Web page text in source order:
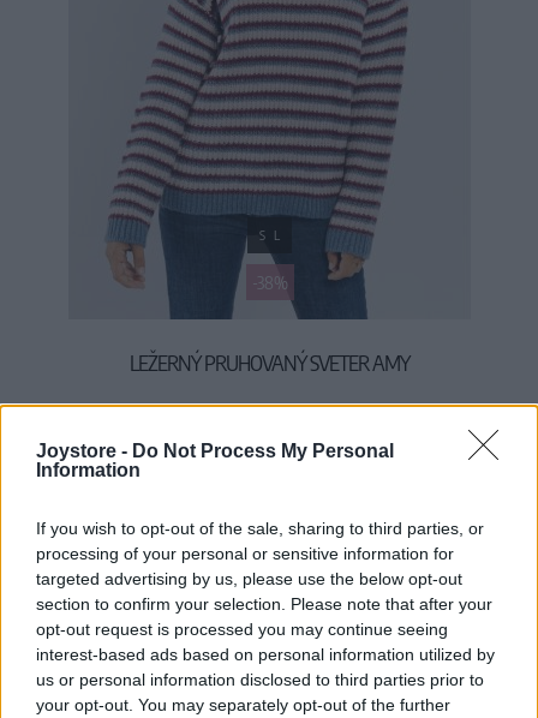
Joystore - Do Not Process My Personal
Information
If you wish to opt-out of the sale, sharing to third parties, or
processing of your personal or sensitive information for
targeted advertising by us, please use the below opt-out
section to confirm your selection. Please note that after your
opt-out request is processed you may continue seeing
interest-based ads based on personal information utilized by
us or personal information disclosed to third parties prior to
your opt-out. You may separately opt-out of the further
-38%
S L
LEŽERNÝ PRUHOVANÝ SVETER AMY